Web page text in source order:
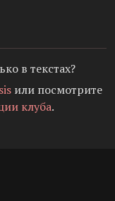
в текстах?
или посмотрите
клуба.